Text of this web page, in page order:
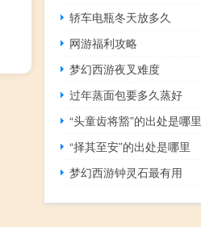
轿车电瓶冬天放多久
网游福利攻略
梦幻西游夜叉难度
过年蒸面包要多久蒸好
“头童齿将豁”的出处是哪里
“择其至安”的出处是哪里
梦幻西游钟灵石最有用